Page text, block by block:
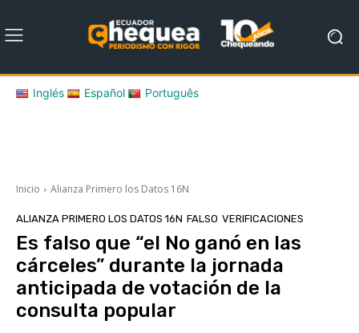
Inglés Español Português
Inicio Alianza Primero los Datos 16N
ALIANZA PRIMERO LOS DATOS 16N FALSO VERIFICACIONES
Es falso que “el No ganó en las
cárceles” durante la jornada
anticipada de votación de la
consulta popular